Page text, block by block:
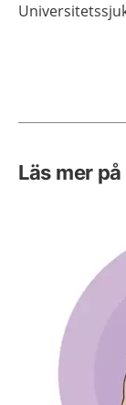
Läs mer på